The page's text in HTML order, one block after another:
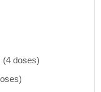
(4 doses)